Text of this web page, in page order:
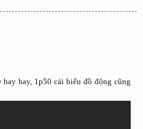
hay, 1p50 cái biểu đồ động cũng